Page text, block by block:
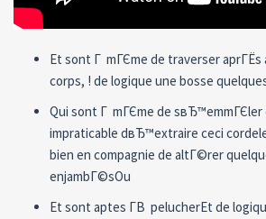
Et sont Г mГЄme de traverser aprГЁs
corps, ! de logique une bosse
Qui sont Г mГЄme de
impraticable dвЂ™extraire ceci
bien en compagnie de altГ©rer
enjambГ©sOu
Et sont aptes Г­В pelucherEt de